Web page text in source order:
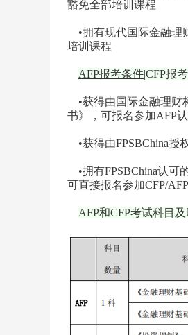
豁免全部培训课程
•拥有现代国际金融理
培训课程
AFP报考条件|CFP报
•获得由国际金融理财
书》，可报名参加AFP认
•获得由FPSBChina授
•拥有FPSBChina认可
可直接报名参加CFP/
AFP和CFP考试科目